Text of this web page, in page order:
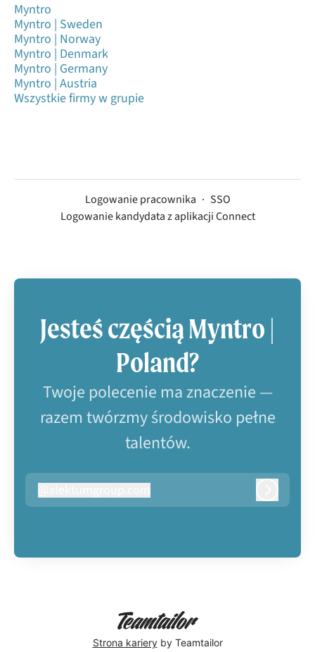
Myntro
Myntro | Sweden
Myntro | Norway
Myntro | Denmark
Myntro | Germany
Myntro | Austria
Wszystkie firmy w grupie
Logowanie pracownika · SSO
Logowanie kandydata z aplikacji Connect
Jesteś częścią Myntro |
Poland?
Twoje polecenie ma znaczenie —
razem twórzmy środowisko pełne
talentów.
alektumgroup.com
Strona karieryby Teamtailor